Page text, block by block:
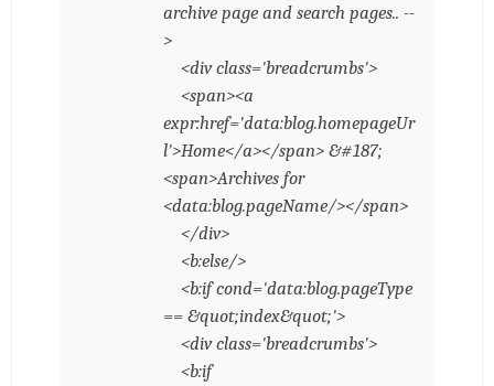
archive page and search pages.. --
>
<div class='breadcrumbs'>
<span><a
expr:href='data:blog.homepageUr
l'>Home</a></span> &#187;
<span>Archives for
<data:blog.pageName/></span>
</div>
<b:else/>
<b:if cond='data:blog.pageType
== &quot;index&quot;'>
<div class='breadcrumbs'>
<b:if